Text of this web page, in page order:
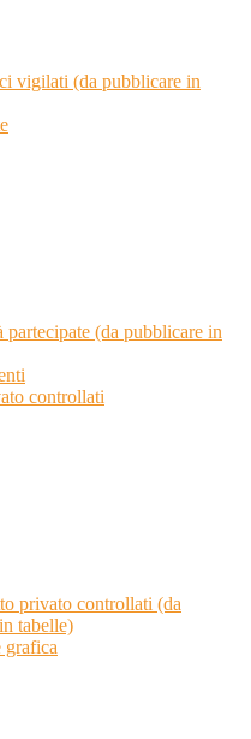
vigilati (da pubblicare in
partecipate (da pubblicare in
controllati
privato controllati (da
tabelle)
grafica